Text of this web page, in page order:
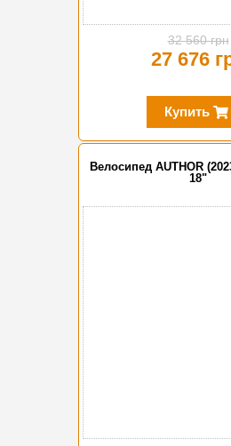
32 560 грн
27 676
Купить
Велосипед AUTHOR
18"